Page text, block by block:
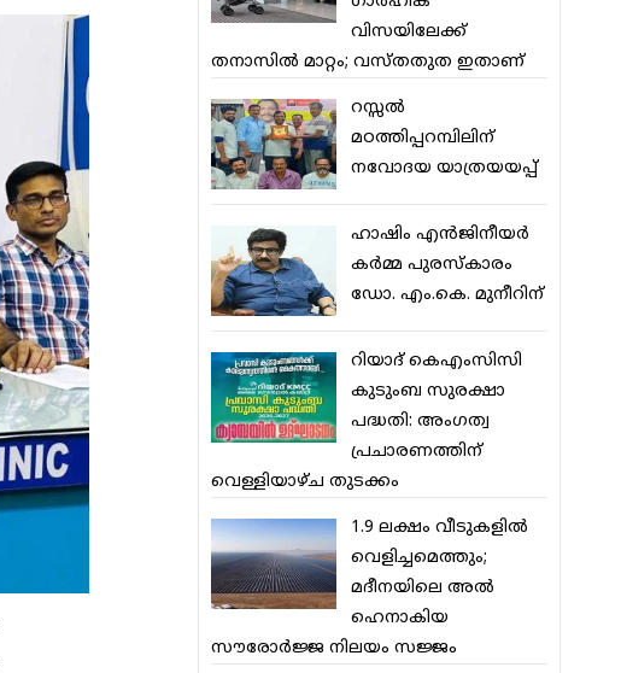
വിസയിലേക്ക്
തനാസില്‍ മാറ്റം; വസ്തതുത ഇതാണ്
റസ്സല്‍
മഠത്തിപ്പറമ്പിലിന്
നവോദയ യാത്രയയപ്പ്
ഹാഷിം എന്‍ജിനീയര്‍
കര്‍മ്മ പുരസ്‌കാരം
ഡോ. എം.കെ. മുനീറിന്
റിയാദ് കെഎംസിസി
കുടുംബ സുരക്ഷാ
പദ്ധതി: അംഗത്വ
പ്രചാരണത്തിന്
വെള്ളിയാഴ്ച തുടക്കം
1.9 ലക്ഷം വീടുകളില്‍
വെളിച്ചമെത്തും;
മദീനയിലെ അല്‍
ഹെനാകിയ
സൗരോര്‍ജ്ജ നിലയം സജ്ജം